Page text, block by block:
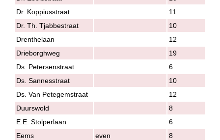
Dr. Koppiusstraat
11
Dr. Th. Tjabbestraat
10
Drenthelaan
12
Drieborghweg
19
Ds. Petersenstraat
6
Ds. Sannesstraat
10
Ds. Van Petegemstraat
12
Duurswold
8
E.E. Stolperlaan
6
Eems
even
8